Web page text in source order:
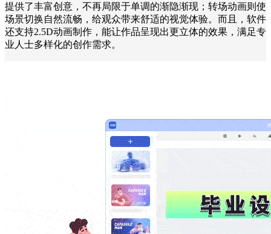
提供了丰富创意，不再局限于单调的渐隐渐现；转场动画则使
场景切换自然流畅，给观众带来舒适的视觉体验。而且，软件
还支持2.5D动画制作，能让作品呈现出更立体的效果，满足专
业人士多样化的创作需求。